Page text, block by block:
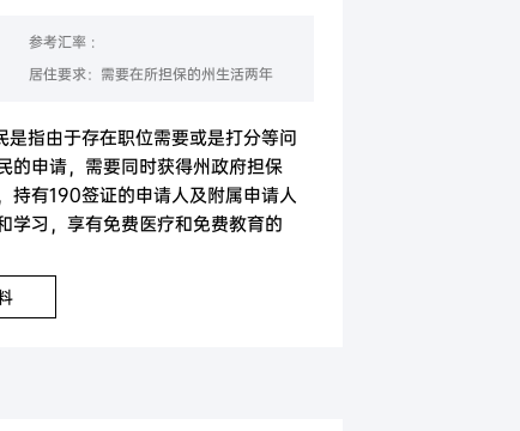
参考汇率 :
居住要求：需要在所担保的州生活两年
指由于存在职位需要或是打分等问
的申请，需要同时获得州政府担保
持有190签证的申请人及附属申请人
学习，享有免费医疗和免费教育的